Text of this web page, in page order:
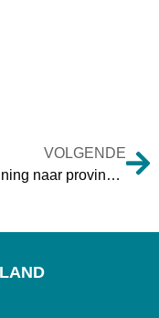
VOLGENDE
Verkenning naar provinciale rol in het krimpbeleid